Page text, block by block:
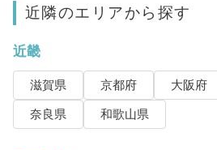
近隣のエリアから探す
近畿
滋賀県 京都府 大阪府
奈良県
和歌山県